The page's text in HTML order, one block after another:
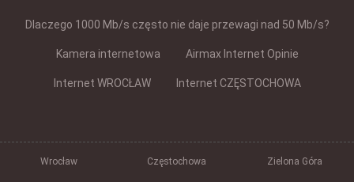
Dlaczego 1000 Mb/s często nie daje przewagi nad 50 Mb/s?
Kamera internetowa Airmax Internet Opinie
Internet WROCŁAW Internet CZĘSTOCHOWA
Wrocław Częstochowa Zielona Góra